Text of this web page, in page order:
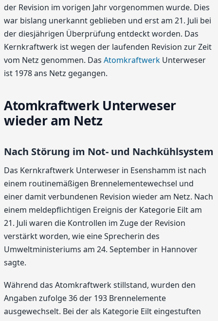
der Revision im vorigen Jahr vorgenommen wurde. Dies
war bislang unerkannt geblieben und erst am 21. Juli bei
der diesjährigen Überprüfung entdeckt worden. Das
Kernkraftwerk ist wegen der laufenden Revision zur Zeit
vom Netz genommen. Das Atomkraftwerk Unterweser
ist 1978 ans Netz gegangen.
Atomkraftwerk Unterweser
wieder am Netz
Nach Störung im Not- und Nachkühlsystem
Das Kernkraftwerk Unterweser in Esenshamm ist nach
einem routinemäßigen Brennelementewechsel und
einer damit verbundenen Revision wieder am Netz. Nach
einem meldepflichtigen Ereignis der Kategorie Eilt am
21. Juli waren die Kontrollen im Zuge der Revision
verstärkt worden, wie eine Sprecherin des
Umweltministeriums am 24. September in Hannover
sagte.
Während das Atomkraftwerk stillstand, wurden den
Angaben zufolge 36 der 193 Brennelemente
ausgewechselt. Bei der als Kategorie Eilt eingestuften